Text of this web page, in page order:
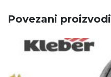
Povezani proizvodi